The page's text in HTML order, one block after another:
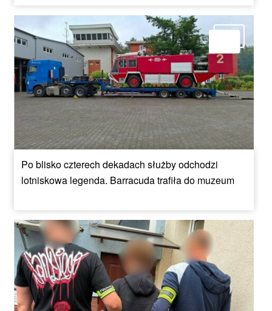
Po blisko czterech dekadach służby odchodzi
lotniskowa legenda. Barracuda trafiła do muzeum